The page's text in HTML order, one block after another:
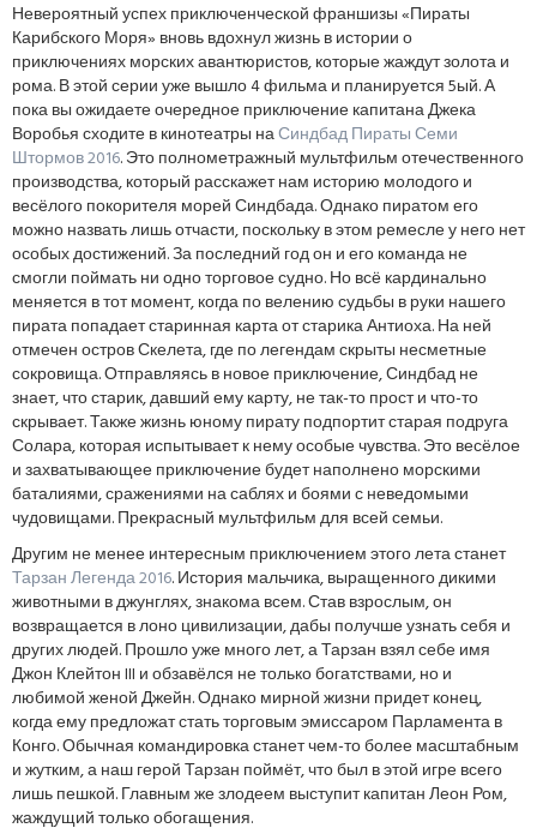
Невероятный успех приключенческой франшизы «Пираты
Карибского Моря» вновь вдохнул жизнь в истории о
приключениях морских авантюристов, которые жаждут золота и
рома. В этой серии уже вышло 4 фильма и планируется 5ый. А
пока вы ожидаете очередное приключение капитана Джека
Воробья сходите в кинотеатры наСиндбад Пираты Семи
Штормов 2016. Это полнометражный мультфильм отечественного
производства, который расскажет нам историю молодого и
весёлого покорителя морей Синдбада. Однако пиратом его
можно назвать лишь отчасти, поскольку в этом ремесле у него нет
особых достижений. За последний год он и его команда не
смогли поймать ни одно торговое судно. Но всё кардинально
меняется в тот момент, когда по велению судьбы в руки нашего
пирата попадает старинная карта от старика Антиоха. На ней
отмечен остров Скелета, где по легендам скрыты несметные
сокровища. Отправляясь в новое приключение, Синдбад не
знает, что старик, давший ему карту, не так-то прост и что-то
скрывает. Также жизнь юному пирату подпортит старая подруга
Солара, которая испытывает к нему особые чувства. Это весёлое
и захватывающее приключение будет наполнено морскими
баталиями, сражениями на саблях и боями с неведомыми
чудовищами. Прекрасный мультфильм для всей семьи.
Другим не менее интересным приключением этого лета станет
Тарзан Легенда 2016. История мальчика, выращенного дикими
животными в джунглях, знакома всем. Став взрослым, он
возвращается в лоно цивилизации, дабы получше узнать себя и
других людей. Прошло уже много лет, а Тарзан взял себе имя
Джон Клейтон III и обзавёлся не только богатствами, но и
любимой женой Джейн. Однако мирной жизни придет конец,
когда ему предложат стать торговым эмиссаром Парламента в
Конго. Обычная командировка станет чем-то более масштабным
и жутким, а наш герой Тарзан поймёт, что был в этой игре всего
лишь пешкой. Главным же злодеем выступит капитан Леон Ром,
жаждущий только обогащения.